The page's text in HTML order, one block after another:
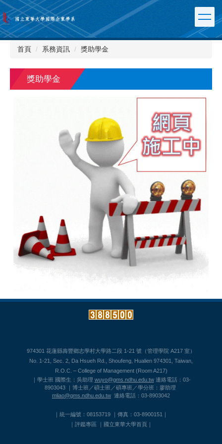
跳
到
主
要
區
首頁 系務資訊 獎助學金
獎助學金
974301 花蓮縣壽豐鄉志學村大學路二段 1-21 號（管理學院 A217 室）
No. 1-21, Sec. 2, Da Hsueh Rd., Shoufeng, Hualien 974301, Taiwan,
R.O.C. – College of Management (Room A217)
｜學士班 國際生：吳助理 wuyo@gms.ndhu.edu.tw連絡電話：03-
8903043 ｜博士班／碩士班／碩專班／學分班：廖助理
mliao@gms.ndhu.edu.tw 連絡電話：03-8903042
｜統一編號：08153719 ｜傳真：03-8900151｜
｜ 評鑑專區 ｜ 國立東華大學首頁 ｜